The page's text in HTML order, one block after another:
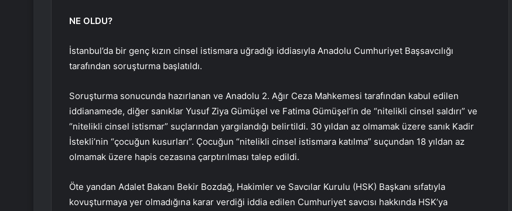
NE OLDU?
İstanbul’da bir genç kızın cinsel istismara uğradığı iddiasıyla Anadolu Cumhuriyet Başsavcılığı
tarafından soruşturma başlatıldı.
Soruşturma sonucunda hazırlanan ve Anadolu 2. Ağır Ceza Mahkemesi tarafından kabul edilen
iddianamede, diğer sanıklar Yusuf Ziya Gümüşel ve Fatima Gümüşel’in de “nitelikli cinsel saldırı” ve
“nitelikli cinsel istismar” suçlarından yargılandığı belirtildi. 30 yıldan az olmamak üzere sanık Kadir
İstekli’nin “çocuğun kusurları”. Çocuğun “nitelikli cinsel istismara katılma” suçundan 18 yıldan az
olmamak üzere hapis cezasına çarptırılması talep edildi.
Öte yandan Adalet Bakanı Bekir Bozdağ, Hakimler ve Savcılar Kurulu (HSK) Başkanı sıfatıyla
kovuşturmaya yer olmadığına karar verdiği iddia edilen Cumhuriyet savcısı hakkında HSK’ya